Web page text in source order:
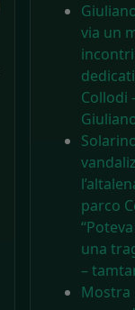
via un
incontri
Collodi
parco
una
–
Mostra